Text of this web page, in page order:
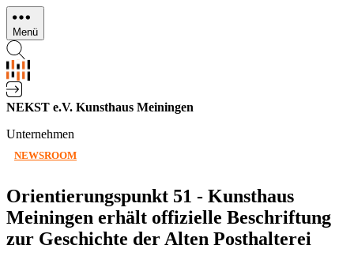
Direkt
zum
Inhalt
Menü
NEKST e.V. Kunsthaus Meiningen
Unternehmen
NEWSROOM
Orientierungspunkt 51 - Kunsthaus
Meiningen erhält offizielle Beschriftung
zur Geschichte der Alten Posthalterei